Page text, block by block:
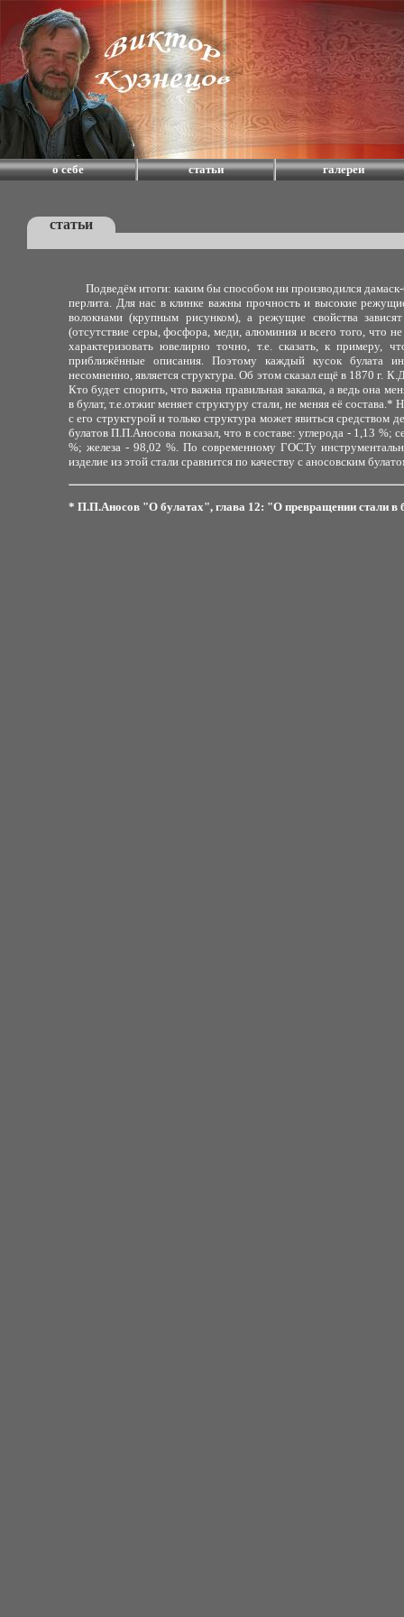
о себе статьи галереи
статьи
Подведём итоги: каким бы способом ни производился дамаск-
перлита. Для нас в клинке важны прочность и высокие
волокнами (крупным рисунком), а режущие свойства
(отсутствие серы, фосфора, меди, алюминия и всего того, что
характеризовать ювелирно точно, т.е. сказать, к примеру,
приближённые описания. Поэтому каждый кусок булата
несомненно, является структура. Об этом сказал ещё в 1870 г.
Кто будет спорить, что важна правильная закалка, а ведь она
в булат, т.е.отжиг меняет структуру стали, не меняя её
с его структурой и только структура может явиться средством
булатов П.П.Аносова показал, что в составе: углерода - 1,13
%; железа - 98,02 %. По современному ГОСТу
изделие из этой стали сравнится по качеству с аносовским
* П.П.Аносов "О булатах", глава 12: "О превращении стали в